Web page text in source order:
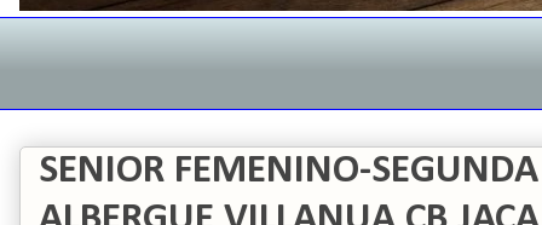
SENIOR FEMENINO-